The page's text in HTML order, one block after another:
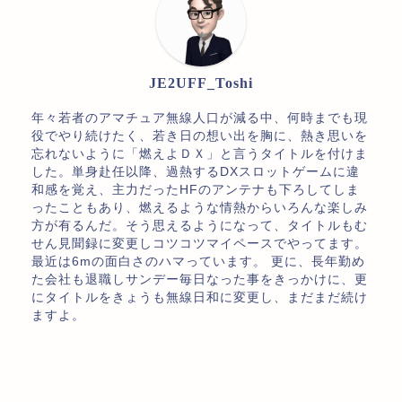
JE2UFF_Toshi
年々若者のアマチュア無線人口が減る中、何時までも現
役でやり続けたく、若き日の想い出を胸に、熱き思いを
忘れないように「燃えよＤＸ」と言うタイトルを付けま
した。単身赴任以降、過熱するDXスロットゲームに違
和感を覚え、主力だったHFのアンテナも下ろしてしま
ったこともあり、燃えるような情熱からいろんな楽しみ
方が有るんだ。そう思えるようになって、タイトルもむ
せん見聞録に変更しコツコツマイペースでやってます。
最近は6mの面白さのハマっています。 更に、長年勤め
た会社も退職しサンデー毎日なった事をきっかけに、更
にタイトルをきょうも無線日和に変更し、まだまだ続け
ますよ。